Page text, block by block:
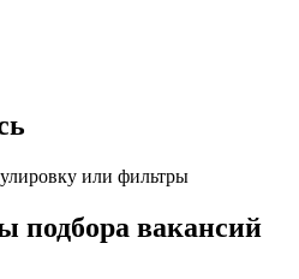
или фильтры
подбора вакансий